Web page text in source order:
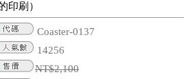
印刷）
Coaster-0137
14256
NT$2,100